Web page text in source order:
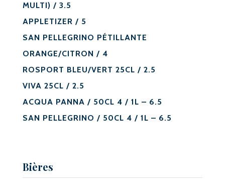
MULTI) / 3.5
APPLETIZER / 5
SAN PELLEGRINO PÉTILLANTE
ORANGE/CITRON / 4
ROSPORT BLEU/VERT 25CL / 2.5
VIVA 25CL / 2.5
ACQUA PANNA / 50CL 4 / 1L – 6.5
SAN PELLEGRINO / 50CL 4 / 1L – 6.5
Bières